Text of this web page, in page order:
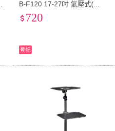
B-F120 17-27吋 氣壓式(壁
掛架)
720
登記